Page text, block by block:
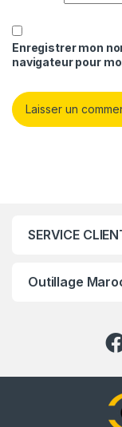
Enregistrer mon
navigateur pour
SERVICE
Outillage